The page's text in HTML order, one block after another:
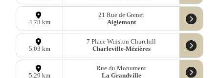
4,78 km
21 Rue de Grenet
Aiglemont
5,03 km
7 Place Winston Churchill
Charleville-Mézières
5,29 km
Rue du Monument
La Grandville